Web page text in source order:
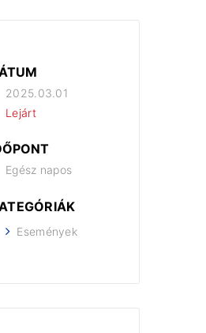
2025.03.01
Lejárt
Egész napos
Események